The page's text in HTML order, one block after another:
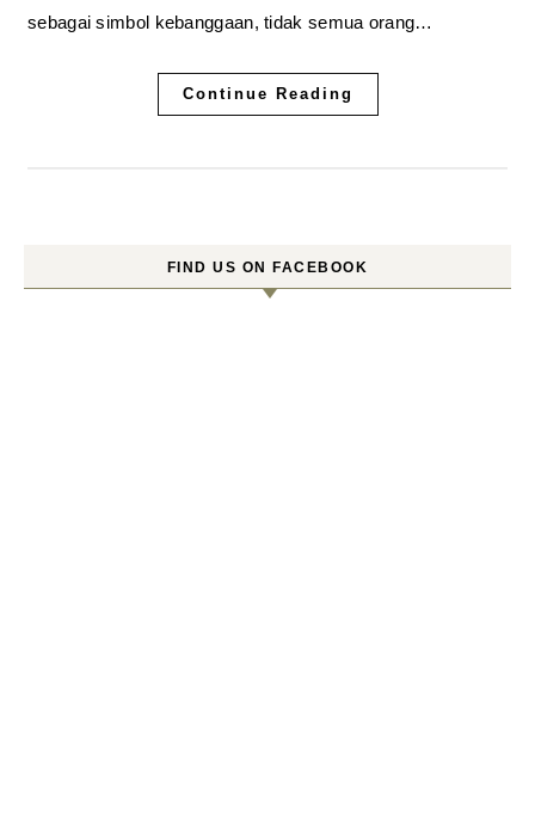
sebagai simbol kebanggaan, tidak semua orang…
Continue Reading
FIND US ON FACEBOOK